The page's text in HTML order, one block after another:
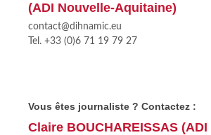
(ADI Nouvelle-Aquitaine)
contact@dihnamic.eu
Tel. +33 (0)6 71 19 79 27
Vous êtes journaliste ? Contactez :
Claire BOUCHAREISSAS